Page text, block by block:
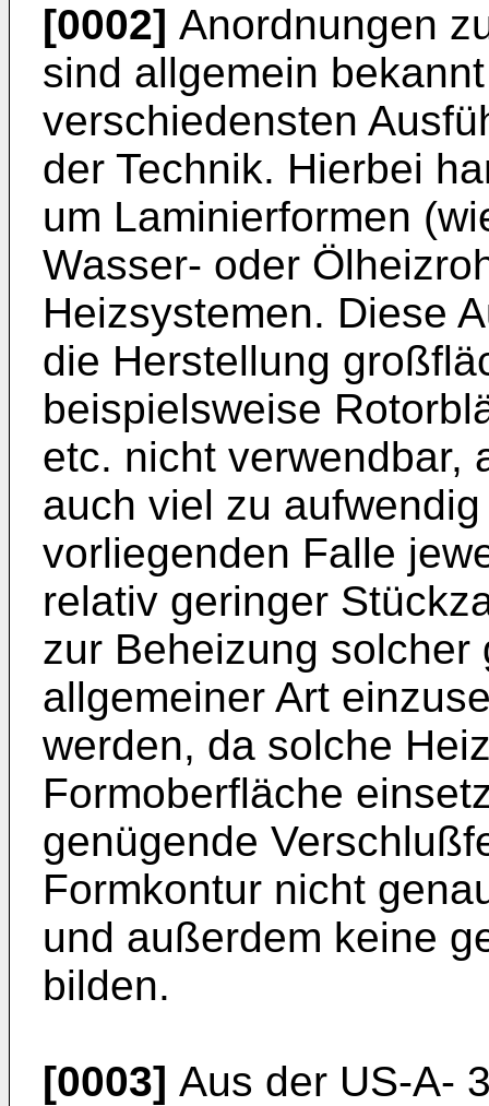
[0002] Anordnungen
sind allgemein
verschiedensten
der Technik. Hierbei
um Laminierformen
Wasser- oder
Heizsystemen. Diese
die Herstellung
beispielsweise
etc. nicht verwendbar,
auch viel zu
vorliegenden Falle
relativ geringer
zur Beheizung
allgemeiner Art
werden, da solche
Formoberfläche
genügende
Formkontur nicht
und außerdem keine
bilden.
[0003] Aus der US-A-